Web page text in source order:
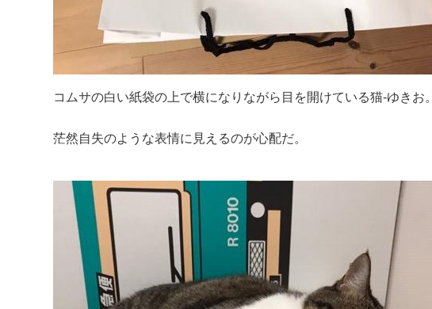
コムサの白い紙袋の上で横になりながら目を開けている猫-ゆきお。
茫然自失のような表情に見えるのが心配だ。